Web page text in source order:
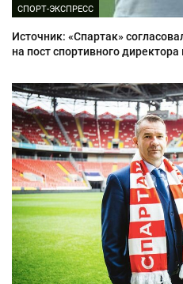
СПОРТ-ЭКСПРЕСС
Источник: «Спартак»
на пост спортивного директора